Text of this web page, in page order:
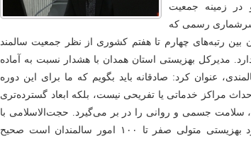
در زمینه جمعیت
رسمی که
استان همدان بین رتبه‌های چهارم تا هفتم کشوری از نظر جمعیت سالمند
مدیرکل بهزیستی استان همدان با هشدار نسبت به آماده
عنوان کرد: صادقانه باید بگویم که ما برای این دوره
احداث مراکز خدماتی یا تفریحی نیست، بلکه ابعاد گسترده‌تری
سلامت جسمی و روانی را در بر می‌گیرد. حجت‌الاسلامی با
بیان اینکه، این موضوع که تصور می‌شود بهزیستی متولی صفر تا ۱۰۰ امور سالمندان است صحیح